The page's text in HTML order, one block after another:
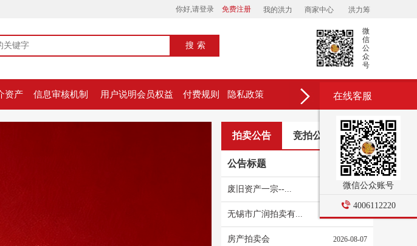
你好,请登录 免费注册 我的洪力 商家中心 洪力筹
搜索
微
信
公
众
号
资产 信息审核机制 用户说明会员权益 付费规则 隐私政策
拍卖公告 竞拍公告 更多>
公告标题 发布时间
废旧资产一宗--... 2026-08-08
无锡市广润拍卖有...
房产拍卖会 2026-08-07
在线客服
微信公众账号
4006112220